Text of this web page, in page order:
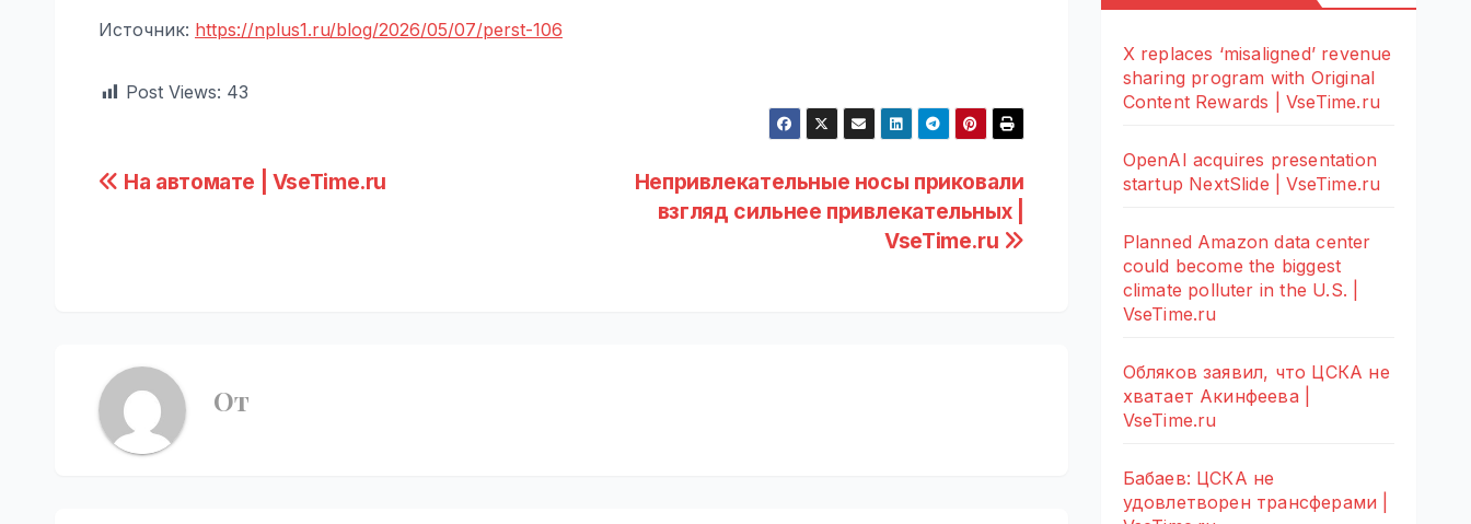
Источник: https://nplus1.ru/blog/2026/05/07/perst-106
Post Views: 43
Навигация
Непривлекательные носы приковали
взгляд сильнее привлекательных |
VseTime.ru
На автомате | VseTime.ru
От
X replaces ‘misaligned’ revenue
sharing program with Original
Content Rewards | VseTime.ru
OpenAI acquires presentation
startup NextSlide | VseTime.ru
Planned Amazon data center
could become the biggest
climate polluter in the U.S. |
VseTime.ru
Обляков заявил, что ЦСКА не
хватает Акинфеева |
VseTime.ru
Бабаев: ЦСКА не
удовлетворен трансферами |